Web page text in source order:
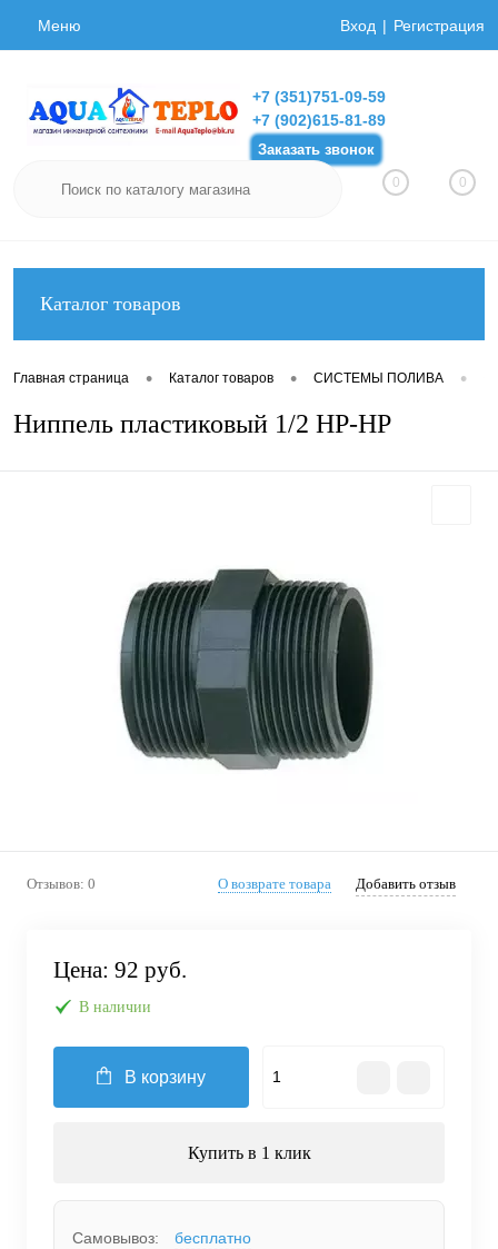
Меню Вход Регистрация
+7 (351)751-09-59
+7 (902)615-81-89
Заказать звонок
0 0
Каталог товаров
Главная страница • Каталог товаров • СИСТЕМЫ ПОЛИВА •
Ниппель пластиковый 1/2 НР-НР
Отзывов: 0 О возврате товара Добавить отзыв
Цена: 92 руб.
В наличии
В корзину
Купить в 1 клик
Самовывоз: бесплатно